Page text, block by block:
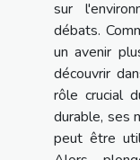
sur
débats.
un avenir
découvrir
rôle crucial
durable, ses
peut être